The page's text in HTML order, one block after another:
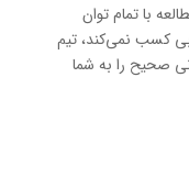
با تمام توان
کسب نمی‌کند، تیم
صحیح را به شما